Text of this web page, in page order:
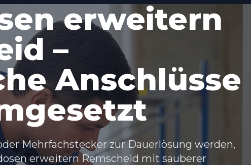
erweitern
–
Anschlüsse
Mehrfachstecker zur Dauerlösung werden,
erweitern Remscheid mit sauberer